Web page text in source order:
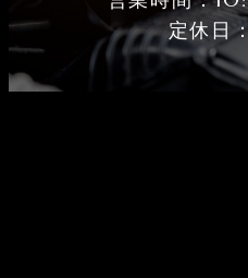
定休⽇